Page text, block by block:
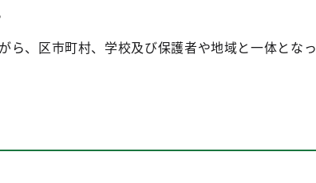
ら、区市町村、学校及び保護者や地域と一体となっ